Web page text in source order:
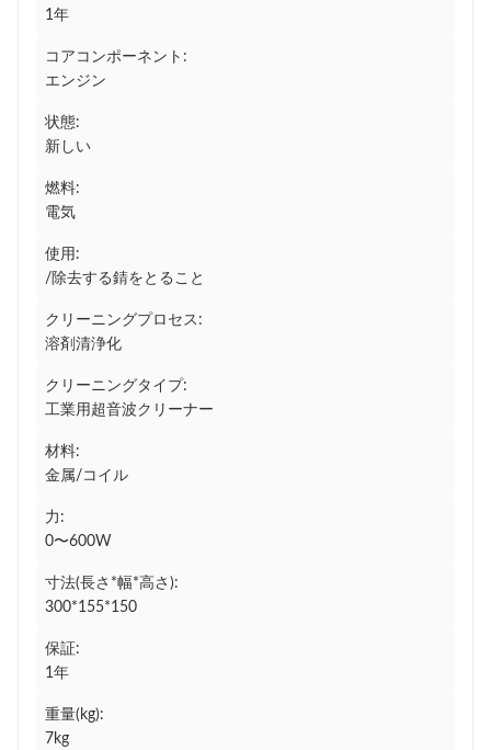
1年
コアコンポーネント:
エンジン
状態:
新しい
燃料:
電気
使用:
/除去する錆をとること
クリーニングプロセス:
溶剤清浄化
クリーニングタイプ:
工業用超音波クリーナー
材料:
金属/コイル
力:
0〜600W
寸法(長さ*幅*高さ):
300*155*150
保証:
1年
重量(kg):
7kg